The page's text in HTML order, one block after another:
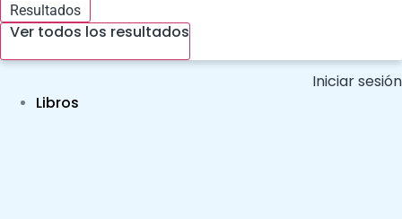
Resultados
Ver todos los resultados
Iniciar sesión
Libros